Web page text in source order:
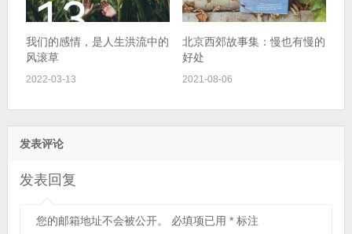
我们的感情，是人生洪流中的
风滚草
2022-03-13
北京西郊故事集：慢也有慢的
好处
2021-08-06
发表评论
发表回复
您的邮箱地址不会被公开。 必填项已用 *标注